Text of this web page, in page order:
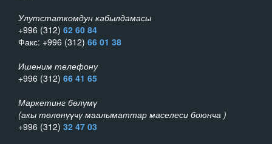
Улутстаткомдун кабылдамасы
+996 (312) 62 60 84
Факс: +996 (312) 66 01 38
Ишеним телефону
+996 (312) 66 41 65
Маркетинг бөлүмү
(акы төлөнүүчү маалыматтар маселеси боюнча )
+996 (312) 32 47 03